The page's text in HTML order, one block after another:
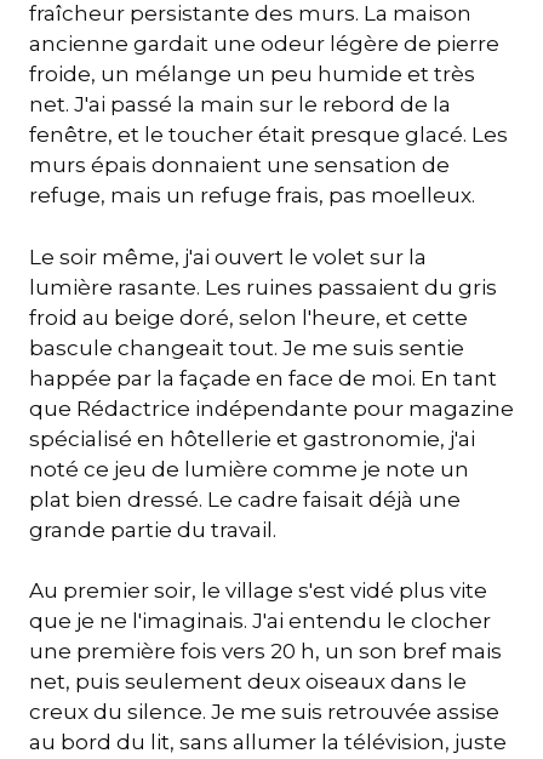
fraîcheur persistante des murs. La maison
ancienne gardait une odeur légère de pierre
froide, un mélange un peu humide et très
net. J'ai passé la main sur le rebord de la
fenêtre, et le toucher était presque glacé. Les
murs épais donnaient une sensation de
refuge, mais un refuge frais, pas moelleux.
Le soir même, j'ai ouvert le volet sur la
lumière rasante. Les ruines passaient du gris
froid au beige doré, selon l'heure, et cette
bascule changeait tout. Je me suis sentie
happée par la façade en face de moi. En tant
que Rédactrice indépendante pour magazine
spécialisé en hôtellerie et gastronomie, j'ai
noté ce jeu de lumière comme je note un
plat bien dressé. Le cadre faisait déjà une
grande partie du travail.
Au premier soir, le village s'est vidé plus vite
que je ne l'imaginais. J'ai entendu le clocher
une première fois vers 20 h, un son bref mais
net, puis seulement deux oiseaux dans le
creux du silence. Je me suis retrouvée assise
au bord du lit, sans allumer la télévision, juste